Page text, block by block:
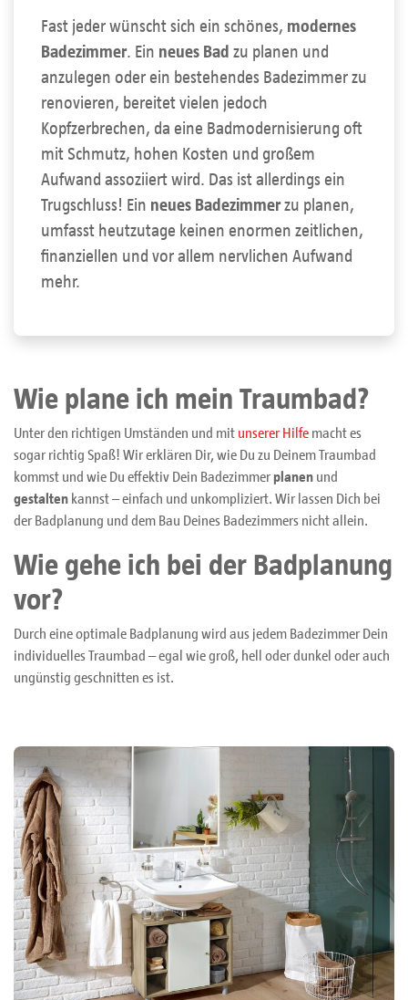
Fast jeder wünscht sich ein schönes, modernes
Badezimmer. Ein neues Bad zu planen und
anzulegen oder ein bestehendes Badezimmer zu
renovieren, bereitet vielen jedoch
Kopfzerbrechen, da eine Badmodernisierung oft
mit Schmutz, hohen Kosten und großem
Aufwand assoziiert wird. Das ist allerdings ein
Trugschluss! Ein neues Badezimmerzu planen,
umfasst heutzutage keinen enormen zeitlichen,
finanziellen und vor allem nervlichen Aufwand
mehr.
Wie plane ich mein Traumbad?
Unter den richtigen Umständen und mit unserer Hilfe macht es
sogar richtig Spaß! Wir erklären Dir, wie Du zu Deinem Traumbad
kommst und wie Du effektiv Dein Badezimmerplanen und
gestalten kannst – einfach und unkompliziert. Wir lassen Dich bei
der Badplanung und dem Bau Deines Badezimmers nicht allein.
Wie gehe ich bei der Badplanung
vor?
Durch eine optimale Badplanung wird aus jedem Badezimmer Dein
individuelles Traumbad – egal wie groß, hell oder dunkel oder auch
ungünstig geschnitten es ist.